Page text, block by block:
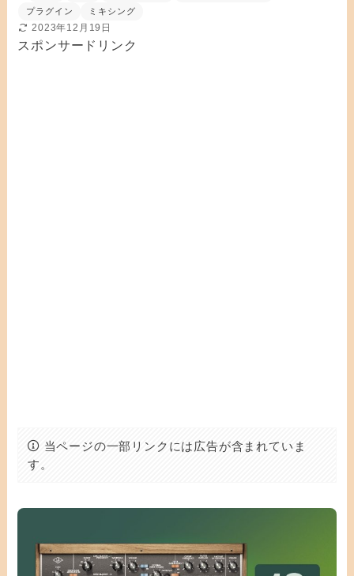
プラグイン
ミキシング
2023年12月19日
スポンサードリンク
当ページの一部リンクには広告が含まれていま
す。